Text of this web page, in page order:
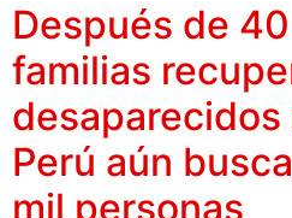
Después de
familias
Perú aún
mil personas